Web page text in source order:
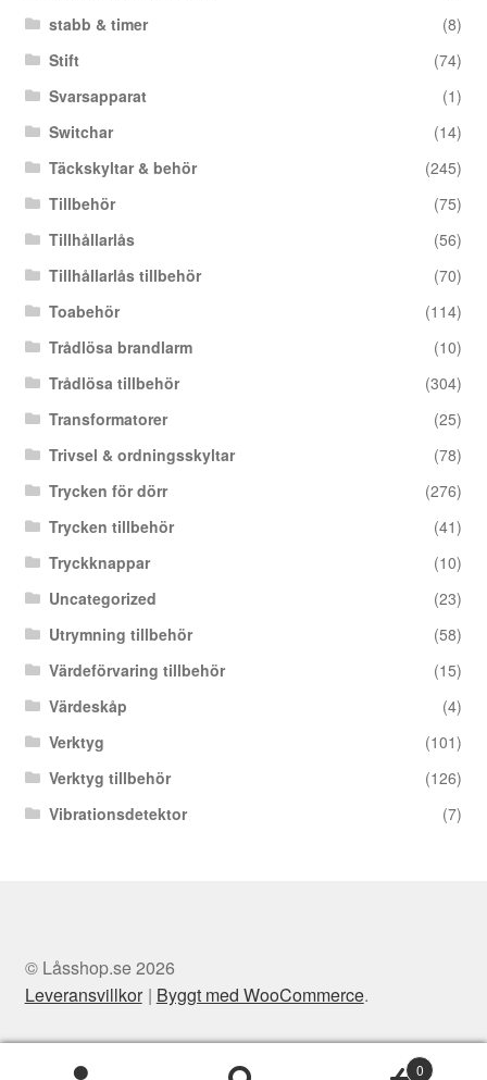
stabb & timer
(8)
Stift
(74)
Svarsapparat
(1)
Switchar
(14)
Täckskyltar & behör
(245)
Tillbehör
(75)
Tillhållarlås
(56)
Tillhållarlås tillbehör
(70)
Toabehör
(114)
Trådlösa brandlarm
(10)
Trådlösa tillbehör
(304)
Transformatorer
(25)
Trivsel & ordningsskyltar
(78)
Trycken för dörr
(276)
Trycken tillbehör
(41)
Tryckknappar
(10)
Uncategorized
(23)
Utrymning tillbehör
(58)
Värdeförvaring tillbehör
(15)
Värdeskåp
(4)
Verktyg
(101)
Verktyg tillbehör
(126)
Vibrationsdetektor
(7)
© Låsshop.se 2026
Leveransvillkor
Byggt med WooCommerce.
0